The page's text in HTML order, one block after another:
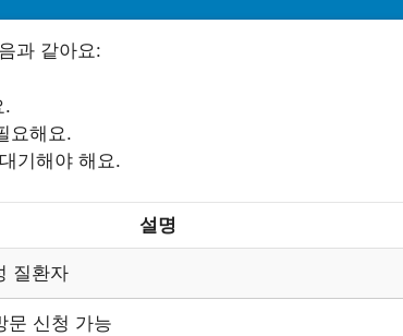
과 같아요:
.
요해요.
기해야 해요.
설명
질환자
문 신청 가능